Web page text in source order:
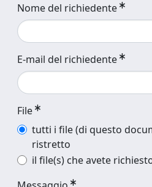
Nome del richiedente
E-mail del richiedente
File
tutti i file (di questo
ristretto
il file(s) che avete